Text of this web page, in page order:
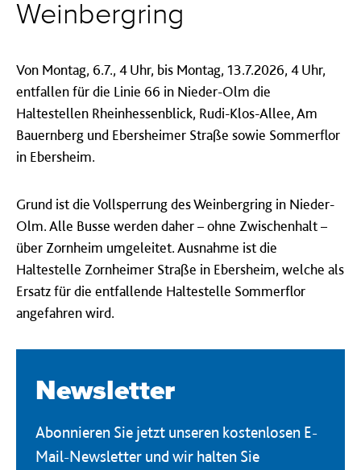
Weinbergring
Von Montag, 6.7., 4 Uhr, bis Montag, 13.7.2026, 4 Uhr,
entfallen für die Linie 66 in Nieder-Olm die
Haltestellen Rheinhessenblick, Rudi-Klos-Allee, Am
Bauernberg und Ebersheimer Straße sowie Sommerflor
in Ebersheim.
Grund ist die Vollsperrung des Weinbergring in Nieder-
Olm. Alle Busse werden daher – ohne Zwischenhalt –
über Zornheim umgeleitet. Ausnahme ist die
Haltestelle Zornheimer Straße in Ebersheim, welche als
Ersatz für die entfallende Haltestelle Sommerflor
angefahren wird.
Newsletter
Abonnieren Sie jetzt unseren kostenlosen E-
Mail-Newsletter und wir halten Sie